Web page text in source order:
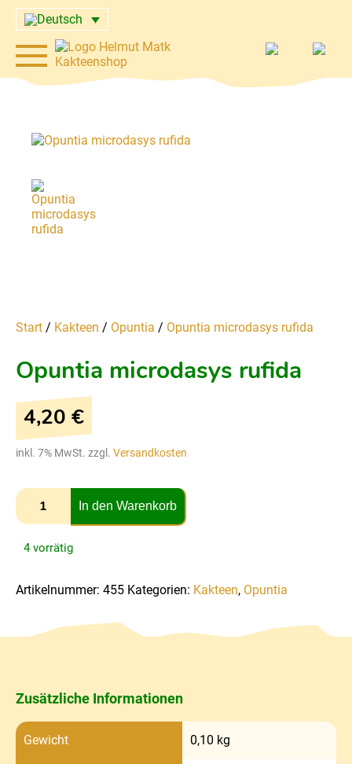
Start / Kakteen / Opuntia / Opuntia microdasys rufida
Opuntia microdasys rufida
4,20 €
inkl. 7% MwSt. zzgl. Versandkosten
In den Warenkorb
4 vorrätig
Artikelnummer: 455 Kategorien: Kakteen, Opuntia
Zusätzliche Informationen
Gewicht 0,10 kg